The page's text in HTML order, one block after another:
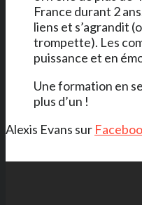
France durant 2
liens et s’agrandit
trompette). Les
puissance et en
Une formation en
plus d’un !
Alexis Evans sur